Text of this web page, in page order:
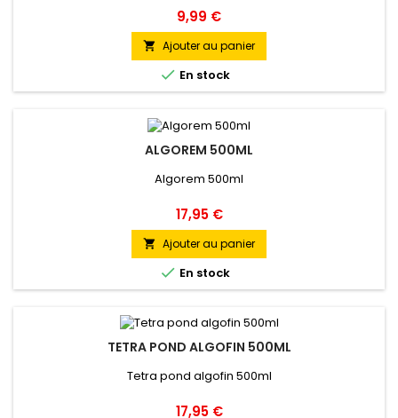
Prix
9,99 €
 Ajouter au panier
 En stock
ALGOREM 500ML
Algorem 500ml
Prix
17,95 €
 Ajouter au panier
 En stock
TETRA POND ALGOFIN 500ML
Tetra pond algofin 500ml
Prix
17,95 €